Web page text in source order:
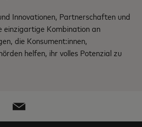
Innovationen, Partnerschaften und
einzigartige Kombination an
die Konsument:innen,
helfen, ihr volles Potenzial zu